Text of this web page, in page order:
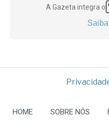
A Gazeta integra o
HOME SOBRE NÓS